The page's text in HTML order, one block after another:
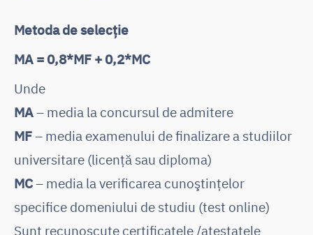
Metoda de selecție
MA = 0,8*MF + 0,2*MC
Unde
MA– media la concursul de admitere
MF– media examenului de finalizare a studiilor
universitare (licență sau diploma)
MC– media la verificarea cunoştinţelor
specifice domeniului de studiu (test online)
Sunt recunoscute certificatele /atestatele